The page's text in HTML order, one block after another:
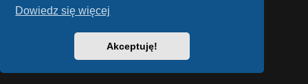
Dowiedz się więcej
Akceptuję!
Zasady ochrony danych osobowych